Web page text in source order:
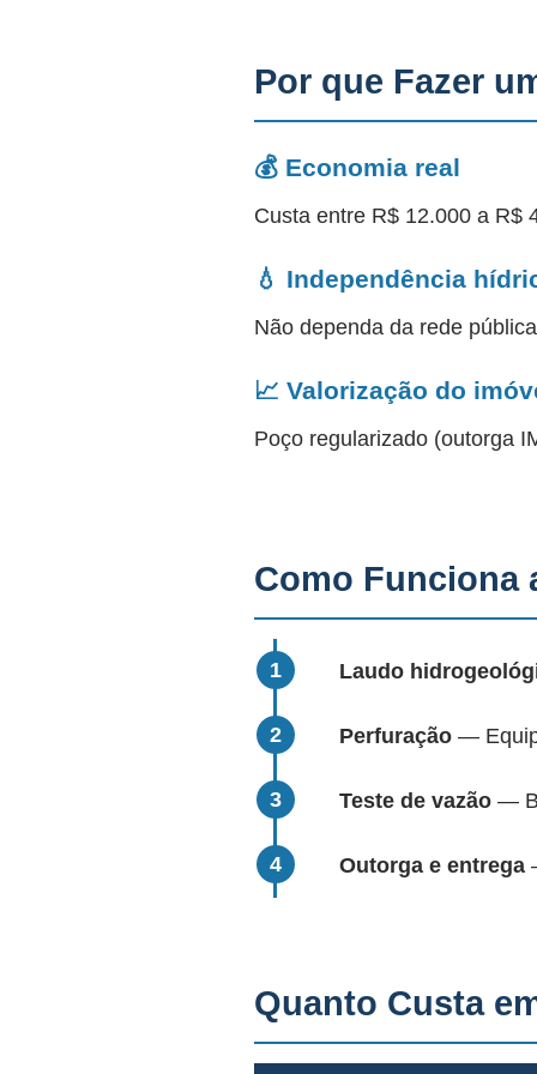
Por que Fazer
💰 Economia real
Custa entre R$ 12.000 a R$
💧 Independência
Não dependa da rede
📈 Valorização do
Poço regularizado (outorga
Como Funciona
Laudo
Perfuração —
Teste de vazão —
Outorga e entrega
Quanto Custa